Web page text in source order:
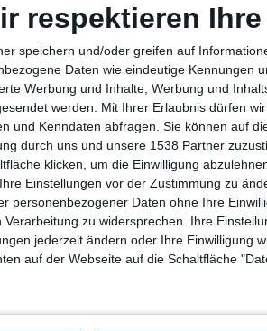
respektieren
speichern und/oder greifen auf
Daten wie eindeutige Kennungen
Werbung und Inhalte, Werbung und
werden.
Mit Ihrer Erlaubnis dürfen
und Kenndaten abfragen. Sie können auf
durch uns und unsere 1538 Partner
klicken, um die Einwilligung
Einstellungen vor der Zustimmung zu
personenbezogener Daten ohne Ihre
Verarbeitung zu widersprechen. Ihre
jederzeit ändern oder Ihre Einwilligung
auf der Webseite auf die Schaltfläche
des Typs e2795Vh.
16 Mannschaften nehmen daran Teil.
Gruppen aufgeteilt und treten
stiftet zwei Monitore für das in2LOL-
verlost werden.